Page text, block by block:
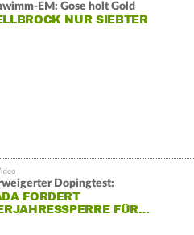
EM: Gose holt Gold
NUR SIEBTER
Dopingtest:
FORDERT
FÜR…